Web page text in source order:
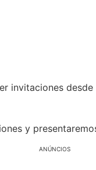
invitaciones
y
ANÚNCIOS